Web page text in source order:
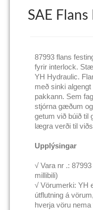
SAE
87993 flans
fyrir interlock.
YH Hydraulic.
með sinki
pakkann. Sem
stjórna gæðum
getum við búið til
lægra verði til
Upplýsingar
√ Vara nr .:
millibili)
√ Vörumerki: YH
útflutning á
hverja vöru